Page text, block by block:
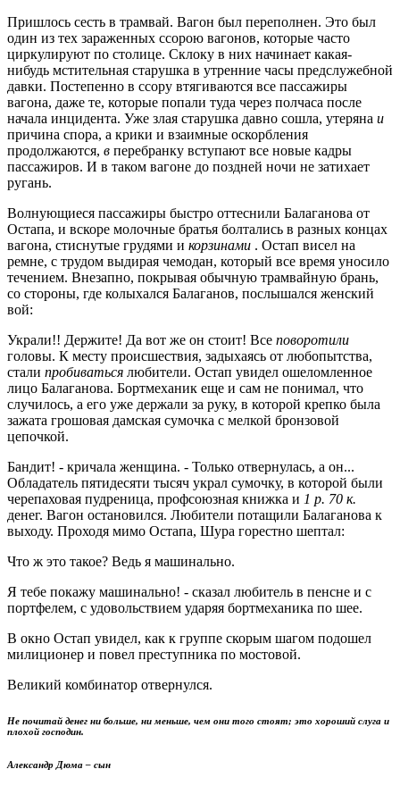
Пришлось сесть в трамвай. Вагон был переполнен. Это был
один из тех зараженных ссорою вагонов, которые часто
циркулируют по столице. Склоку в них начинает какая-
нибудь мстительная старушка в утренние часы предслужебной
давки. Постепенно в ссору втягиваются все пассажиры
вагона, даже те, которые попали туда через полчаса после
начала инцидента. Уже злая старушка давно сошла, утеряна и
причина спора, а крики и взаимные оскорбления
продолжаются, в перебранку вступают все новые кадры
пассажиров. И в таком вагоне до поздней ночи не затихает
ругань.
Волнующиеся пассажиры быстро оттеснили Балаганова от
Остапа, и вскоре молочные братья болтались в разных концах
вагона, стиснутые грудями и корзинами . Остап висел на
ремне, с трудом выдирая чемодан, который все время уносило
течением. Внезапно, покрывая обычную трамвайную брань,
со стороны, где колыхался Балаганов, послышался женский
вой:
Украли!! Держите! Да вот же он стоит! Все поворотили
головы. К месту происшествия, задыхаясь от любопытства,
стали пробиваться любители. Остап увидел ошеломленное
лицо Балаганова. Бортмеханик еще и сам не понимал, что
случилось, а его уже держали за руку, в которой крепко была
зажата грошовая дамская сумочка с мелкой бронзовой
цепочкой.
Бандит! - кричала женщина. - Только отвернулась, а он...
Обладатель пятидесяти тысяч украл сумочку, в которой были
черепаховая пудреница, профсоюзная книжка и 1 р. 70 к.
денег. Вагон остановился. Любители потащили Балаганова к
выходу. Проходя мимо Остапа, Шура горестно шептал:
Что ж это такое? Ведь я машинально.
Я тебе покажу машинально! - сказал любитель в пенсне и с
портфелем, с удовольствием ударяя бортмеханика по шее.
В окно Остап увидел, как к группе скорым шагом подошел
милиционер и повел преступника по мостовой.
Великий комбинатор отвернулся.
Не почитай денег ни больше, ни меньше, чем они того стоят; это хороший слуга и
плохой господин.
Александр Дюма – сын